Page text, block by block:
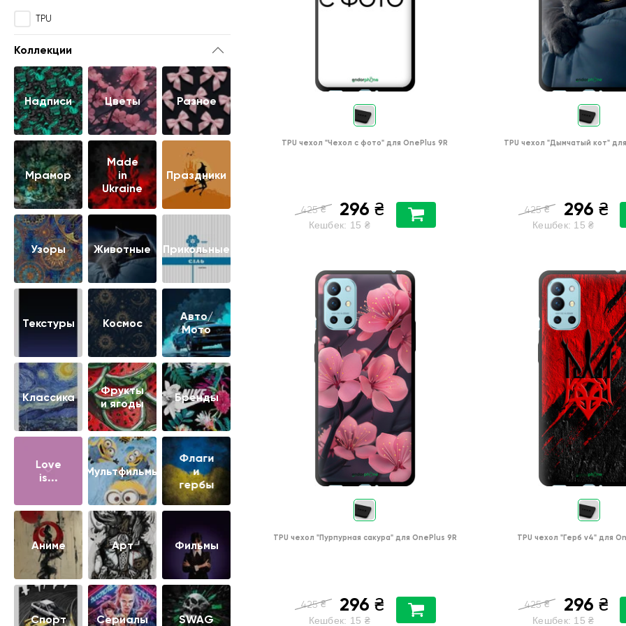
TPU
Коллекции
Надписи Цветы Разное
Мрамор
Made
in
Ukraine
Праздники
Узоры Животные Прикольные
Текстуры Космос
Авто/
Мото
Классика
Фрукты
и ягоды
Бренды
Love
is...
Мультфильмы
Флаги
и
гербы
Аниме Арт Фильмы
Cпорт Сериалы SWAG
TPU чехол "Чехол с фото" для OnePlus 9R
425 ₴ 296 ₴
Кешбек: 15 ₴
TPU чехол "Дымчатый кот"
425 ₴ 296 ₴
Кешбек: 15 ₴
TPU чехол "Пурпурная сакура" для OnePlus 9R
425 ₴ 296 ₴
Кешбек: 15 ₴
TPU чехол "Герб v4" для
425 ₴ 296 ₴
Кешбек: 15 ₴